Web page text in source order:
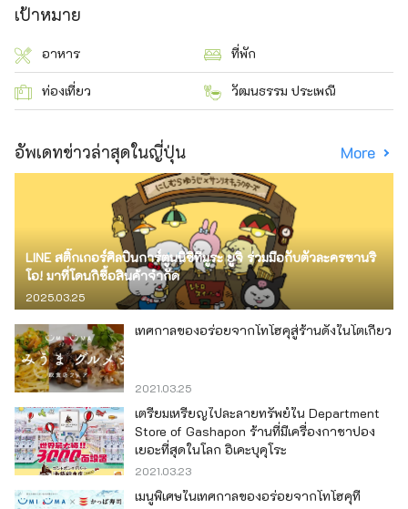
เป้าหมาย
อาหาร ที่พัก
ท่องเที่ยว วัฒนธรรม ประเพณี
อัพเดทข่าวล่าสุดในญี่ปุ่น More
LINE สติ๊กเกอร์ศิลปินการ์ตูนนิชิทีมูระ ยูจิ ร่วมมือกับตัวละครซานริ
โอ! มาที่โดนกิซื้อสินค้าจำกัด
2025.03.25
เทศกาลของอร่อยจากโทโฮคุสู่ร้านดังในโตเกียว
2021.03.25
เตรียมเหรียญไปละลายทรัพย์ใน Department
Store of Gashapon ร้านที่มีเครื่องกาชาปอง
เยอะที่สุดในโลก อิเคะบุคุโระ
2021.03.23
เมนูพิเศษในเทศกาลของอร่อยจากโทโฮคุที่